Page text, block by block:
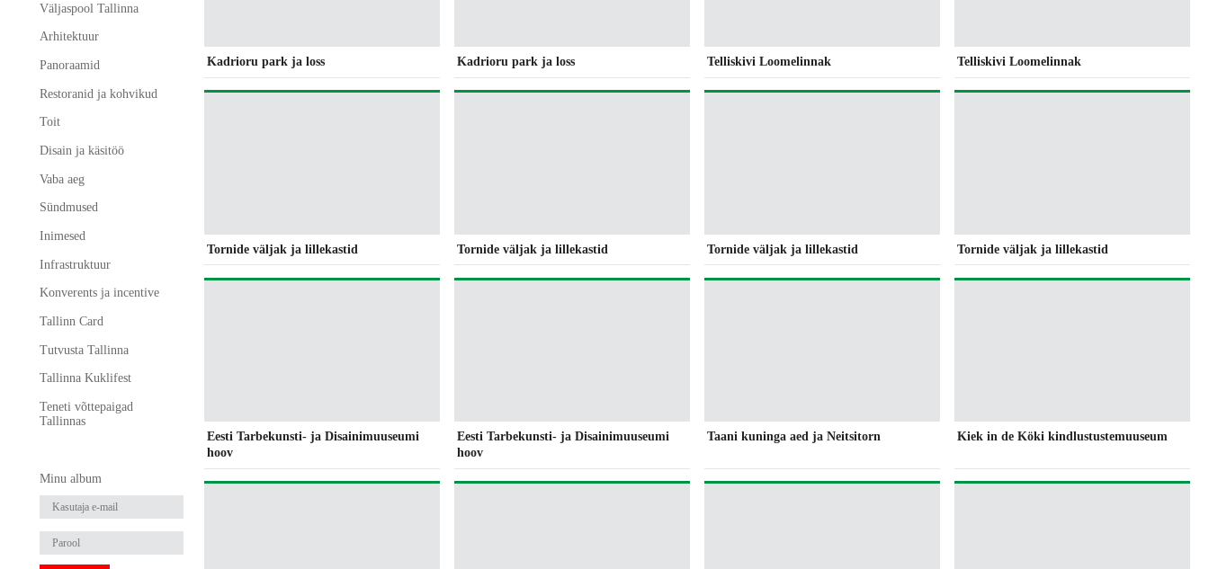
Väljaspool Tallinna
Arhitektuur
Panoraamid
Restoranid ja kohvikud
Toit
Disain ja käsitöö
Vaba aeg
Sündmused
Inimesed
Infrastruktuur
Konverents ja incentive
Tallinn Card
Tutvusta Tallinna
Tallinna Kuklifest
Teneti võttepaigad
Tallinnas
Minu album
Kadrioru park ja loss Kadrioru park ja loss Telliskivi Loomelinnak Telliskivi Loomelinnak
Tornide väljak ja lillekastid Tornide väljak ja lillekastid Tornide väljak ja lillekastid Tornide väljak ja lillekastid
Eesti Tarbekunsti- ja Disainimuuseumi
hoov
Eesti Tarbekunsti- ja Disainimuuseumi
hoov
Taani kuninga aed ja Neitsitorn Kiek in de Köki kindlustustemuuseum